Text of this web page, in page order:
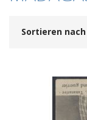
Sortieren nach